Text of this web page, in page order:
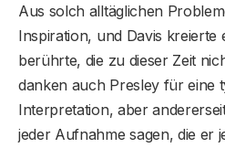
Aus solch alltäglichen
Inspiration, und Davis kreierte
berührte, die zu dieser Zeit
danken auch Presley für eine
Interpretation, aber
jeder Aufnahme sagen, die er